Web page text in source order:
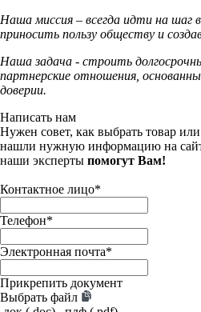
Наша миссия – всегда идти на шаг
приносить пользу обществу и
Наша задача - строить
партнерские отношения,
доверии.
Написать нам
Нужен совет, как выбрать товар
нашли нужную информацию на
наши эксперты помогут Вам!
Контактное лицо*
Телефон*
Электронная почта*
Прикрепить документ
Выбрать файл